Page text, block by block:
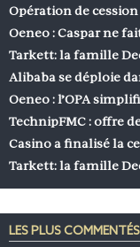
Opération de
Oeneo : Caspar ne
Tarkett: la famille
Alibaba se déploie
Oeneo : l’OPA
TechnipFMC : offre
Casino a finalisé la
Tarkett: la famille
LES PLUS COMMENTÉS